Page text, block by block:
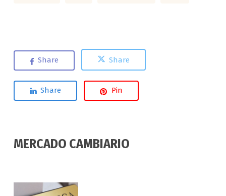
Share Share
Share Pin
MERCADO CAMBIARIO